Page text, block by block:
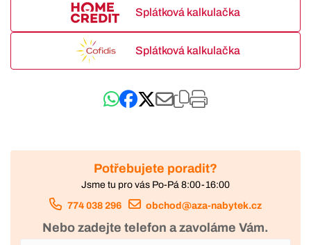
Splátková kalkulačka
Splátková kalkulačka
Potřebujete poradit?
Jsme tu pro vás Po-Pá 8:00-16:00
774 038 296 obchod@aza-nabytek.cz
Nebo zadejte telefon a zavoláme Vám.